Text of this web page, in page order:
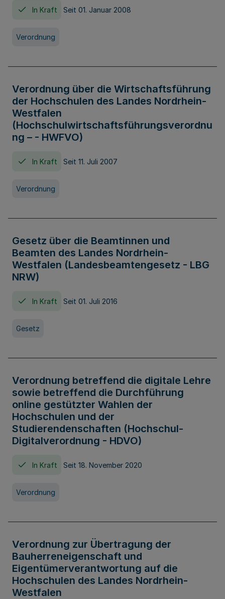
In Kraft Seit 01. Januar 2008
Verordnung
Verordnung über die Wirtschaftsführung
der Hochschulen des Landes Nordrhein-
Westfalen
(Hochschulwirtschaftsführungsverordnu
ng – - HWFVO)
In Kraft Seit 11. Juli 2007
Verordnung
Gesetz über die Beamtinnen und
Beamten des Landes Nordrhein-
Westfalen (Landesbeamtengesetz - LBG
NRW)
In Kraft Seit 01. Juli 2016
Gesetz
Verordnung betreffend die digitale Lehre
sowie betreffend die Durchführung
online gestützter Wahlen der
Hochschulen und der
Studierendenschaften (Hochschul-
Digitalverordnung - HDVO)
In Kraft Seit 18. November 2020
Verordnung
Verordnung zur Übertragung der
Bauherreneigenschaft und
Eigentümerverantwortung auf die
Hochschulen des Landes Nordrhein-
Westfalen